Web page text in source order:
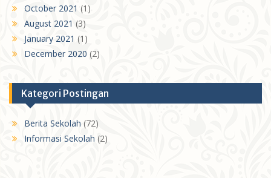
October 2021 (1)
August 2021 (3)
January 2021 (1)
December 2020 (2)
Kategori Postingan
Berita Sekolah (72)
Informasi Sekolah (2)